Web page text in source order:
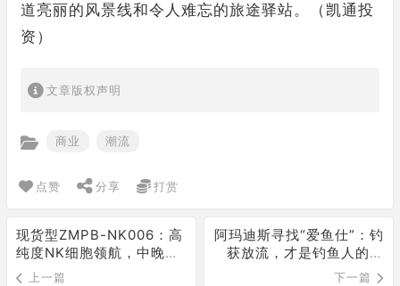
道亮丽的风景线和令人难忘的旅途驿站。（凯通投
资）
文章版权声明
商业 潮流
点赞 分享 打赏
现货型ZMPB-NK006：高
纯度NK细胞领航，中晚期
实体瘤的生存新转机
上一篇
阿玛迪斯寻找“爱鱼仕”：钓
获放流，才是钓鱼人的终
极浪漫
下一篇